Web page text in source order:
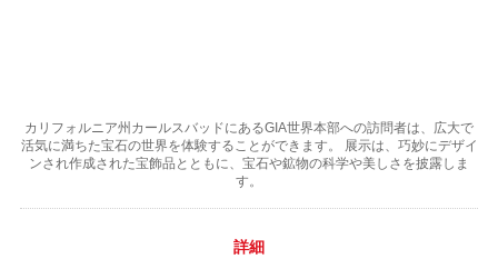
カリフォルニア州カールスバッドにあるGIA世界本部への訪問者は、広大で
活気に満ちた宝石の世界を体験することができます。 展示は、巧妙にデザイ
ンされ作成された宝飾品とともに、宝石や鉱物の科学や美しさを披露しま
す。
詳細